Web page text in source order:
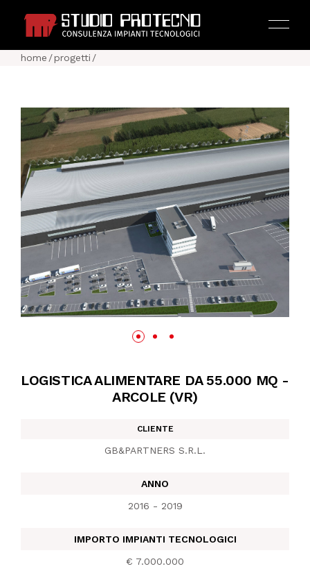
HOME
AZIENDA
ATTIVITÀ
PROGETTI
IN JOB
home /progetti /
LOGISTICA ALIMENTARE DA 55.000 MQ -
ARCOLE (VR)
CLIENTE
GB&PARTNERS S.R.L.
ANNO
2016 - 2019
IMPORTO IMPIANTI TECNOLOGICI
€ 7.000.000